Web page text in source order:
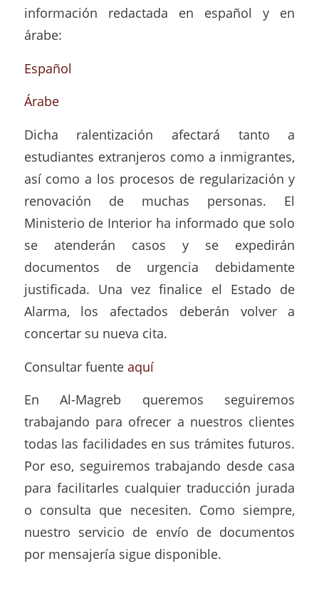
información redactada en español y en
árabe:
Español
Árabe
Dicha ralentización afectará tanto a
estudiantes extranjeros como a inmigrantes,
así como a los procesos de regularización y
renovación de muchas personas. El
Ministerio de Interior ha informado que solo
se atenderán casos y se expedirán
documentos de urgencia debidamente
justificada. Una vez finalice el Estado de
Alarma, los afectados deberán volver a
concertar su nueva cita.
Consultar fuente aquí
En Al-Magreb queremos seguiremos
trabajando para ofrecer a nuestros clientes
todas las facilidades en sus trámites futuros.
Por eso, seguiremos trabajando desde casa
para facilitarles cualquier traducción jurada
o consulta que necesiten. Como siempre,
nuestro servicio de envío de documentos
por mensajería sigue disponible.